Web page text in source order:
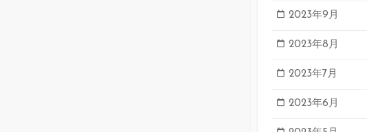
2023年9月
2023年8月
2023年7月
2023年6月